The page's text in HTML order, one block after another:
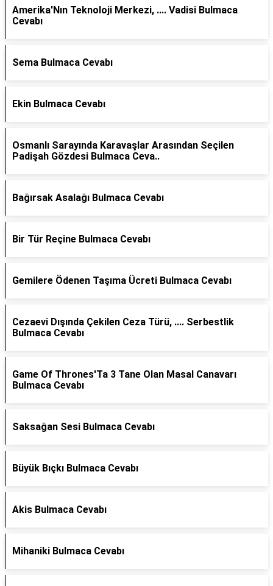
Amerika'Nın Teknoloji Merkezi, .... Vadisi Bulmaca
Cevabı
Sema Bulmaca Cevabı
Ekin Bulmaca Cevabı
Osmanlı Sarayında Karavaşlar Arasından Seçilen
Padişah Gözdesi Bulmaca Ceva..
Bağırsak Asalağı Bulmaca Cevabı
Bir Tür Reçine Bulmaca Cevabı
Gemilere Ödenen Taşıma Ücreti Bulmaca Cevabı
Cezaevi Dışında Çekilen Ceza Türü, .... Serbestlik
Bulmaca Cevabı
Game Of Thrones'Ta 3 Tane Olan Masal Canavarı
Bulmaca Cevabı
Saksağan Sesi Bulmaca Cevabı
Büyük Bıçkı Bulmaca Cevabı
Akis Bulmaca Cevabı
Mihaniki Bulmaca Cevabı